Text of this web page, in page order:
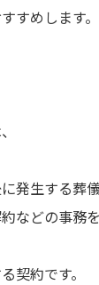
すめします。
発生する葬
などの事務を
契約です。